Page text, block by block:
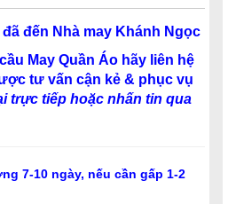
đến Nhà may Khánh Ngọc
May Quần Áo hãy liên hệ
tư vấn cận kẻ & phục vụ
trực tiếp hoặc nhấn tin qua
7-10 ngày, nếu cần gấp 1-2